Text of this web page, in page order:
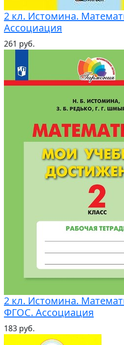
2 кл. Истомина.
Ассоциация
261 руб.
2 кл. Истомина.
ФГОС. Ассоциация
183 руб.